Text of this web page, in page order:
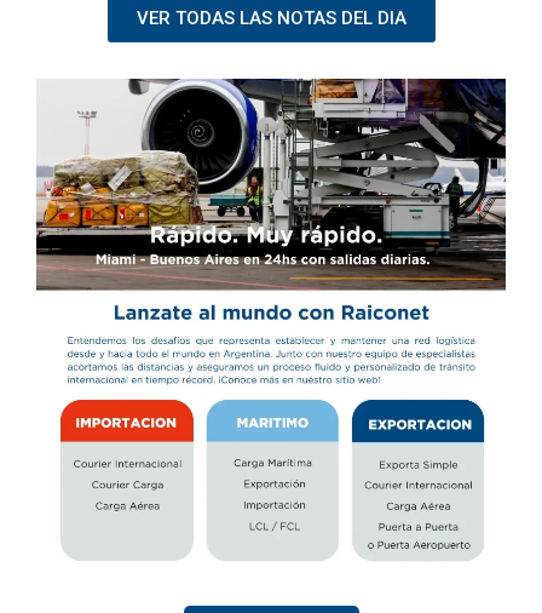
VER TODAS LAS NOTAS DEL DIA